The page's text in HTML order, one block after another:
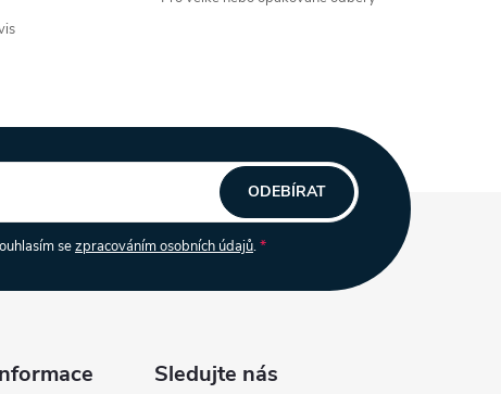
sezpracováním osobních údajů.
ODEBÍRAT
Sledujte nás